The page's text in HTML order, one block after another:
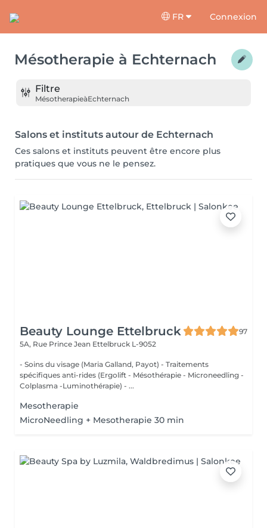
FR Connexion
Mésotherapie à Echternach
Filtre
MésotherapieàEchternach
Salons et instituts autour de Echternach
Ces salons et instituts peuvent être encore plus
pratiques que vous ne le pensez.
Beauty Lounge Ettelbruck
97
5A, Rue Prince Jean Ettelbruck L-9052
- Soins du visage (Maria Galland, Payot) - Traitements
spécifiques anti-rides (Ergolift - Mésothérapie - Microneedling -
Colplasma -Luminothérapie) - ...
Mesotherapie
MicroNeedling + Mesotherapie 30 min